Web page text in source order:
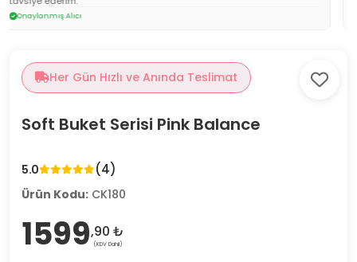
Onaylanmış Alıcı
Her Gün Hızlı ve Anında Teslimat
Soft Buket Serisi Pink Balance
5.0 (4)
Ürün Kodu: CK180
1599,90 ₺
(KDV Dahil)